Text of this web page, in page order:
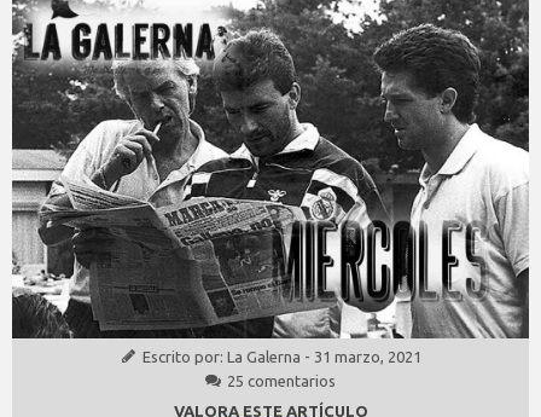
Escrito por: La Galerna - 31 marzo, 2021
25 comentarios
VALORA ESTE ARTÍCULO